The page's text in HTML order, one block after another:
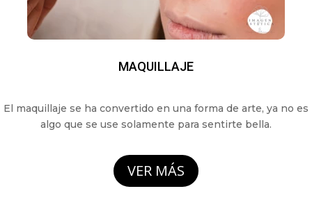
MAQUILLAJE
El maquillaje se ha convertido en una forma de arte, ya no es
algo que se use solamente para sentirte bella.
VER MÁS